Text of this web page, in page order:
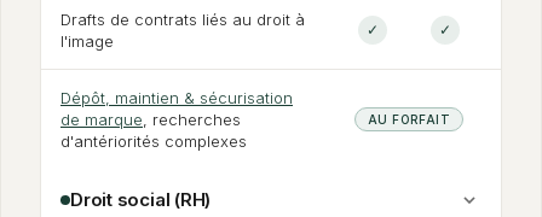
Drafts de contrats liés au droit à
l'image
✓ ✓
Dépôt, maintien & sécurisation
de marque , recherches
d'antériorités complexes
AU FORFAIT
Droit social (RH)